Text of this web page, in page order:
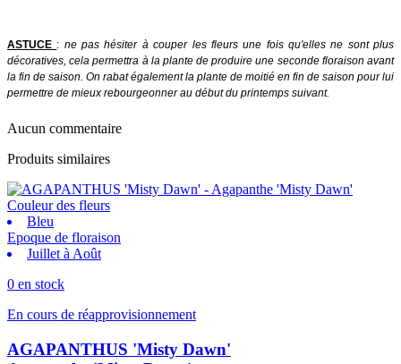
ASTUCE : ne pas hésiter à couper les fleurs une fois qu'elles ne sont plus
décoratives, cela permettra à la plante de produire une seconde floraison avant
la fin de saison. On rabat également la plante de moitié en fin de saison pour lui
permettre de mieux rebourgeonner au début du printemps suivant.
Aucun commentaire
Produits similaires
Couleur des fleurs
Bleu
Epoque de floraison
Juillet à Août
0 en stock
En cours de réapprovisionnement
AGAPANTHUS 'Misty Dawn'